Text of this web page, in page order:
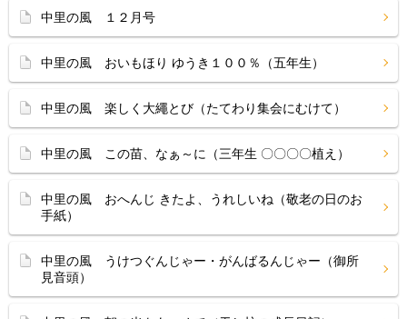
中里の風 １２月号
中里の風 おいもほり ゆうき１００％（五年生）
中里の風 楽しく大繩とび（たてわり集会にむけて）
中里の風 この苗、なぁ～に（三年生 〇〇〇〇植え）
中里の風 おへんじ きたよ、うれしいね（敬老の日のお
手紙）
中里の風 うけつぐんじゃー・がんばるんじゃー（御所
見音頭）